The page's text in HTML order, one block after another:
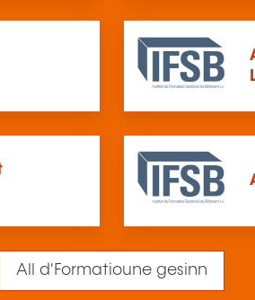
All d'Formatioune gesinn